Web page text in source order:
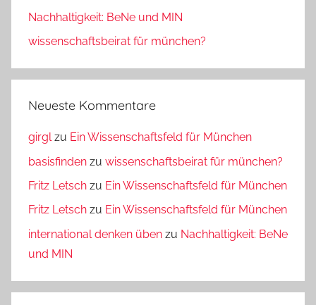
Nachhaltigkeit: BeNe und MIN
wissenschaftsbeirat für münchen?
Neueste Kommentare
girglzu Ein Wissenschaftsfeld für München
basisfinden zu wissenschaftsbeirat für münchen?
Fritz Letsch zu Ein Wissenschaftsfeld für München
Fritz Letsch zu Ein Wissenschaftsfeld für München
international denken üben zu Nachhaltigkeit: BeNe
und MIN